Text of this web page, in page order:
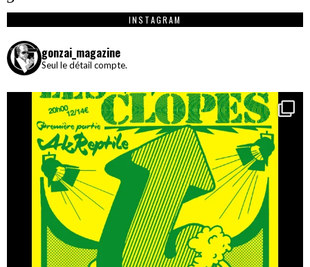
INSTAGRAM
gonzai_magazine
Seul le détail compte.